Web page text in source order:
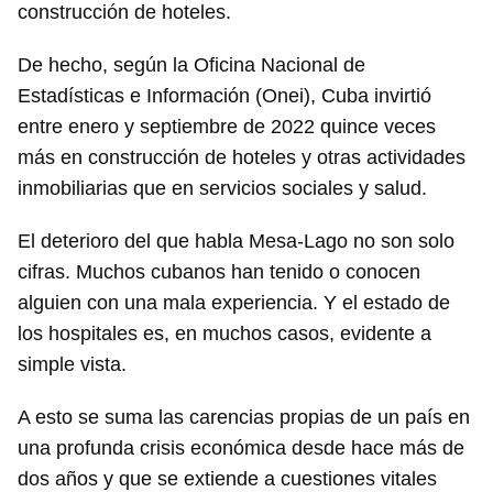
construcción de hoteles.
De hecho, según la Oficina Nacional de
Estadísticas e Información (Onei), Cuba invirtió
entre enero y septiembre de 2022 quince veces
más en construcción de hoteles y otras actividades
inmobiliarias que en servicios sociales y salud.
El deterioro del que habla Mesa-Lago no son solo
cifras. Muchos cubanos han tenido o conocen
alguien con una mala experiencia. Y el estado de
los hospitales es, en muchos casos, evidente a
simple vista.
A esto se suma las carencias propias de un país en
una profunda crisis económica desde hace más de
dos años y que se extiende a cuestiones vitales